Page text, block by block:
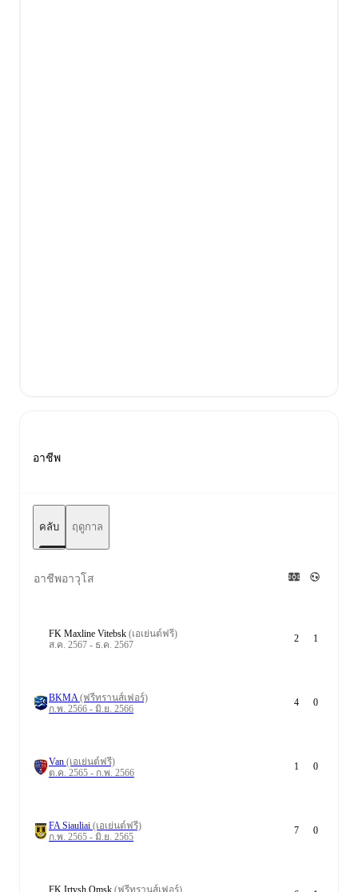
อาชีพ
คลับ ฤดูกาล
อาชีพอาวุโส
FK Maxline Vitebsk (เอเย่นต์ฟรี)
ส.ค. 2567 - ธ.ค. 2567
2 1
BKMA (ฟรีทรานส์เฟอร์)
ก.พ. 2566 - มิ.ย. 2566
4 0
Van (เอเย่นต์ฟรี)
ต.ค. 2565 - ก.พ. 2566
1 0
FA Siauliai (เอเย่นต์ฟรี)
ก.พ. 2565 - มิ.ย. 2565
7 0
FK Irtysh Omsk (ฟรีทรานส์เฟอร์)